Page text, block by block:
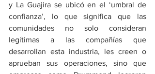
y La Guajira se ubicó en el ‘umbral de
confianza’, lo que significa que las
comunidades no solo consideran
legítimas a las compañías que
desarrollan esta industria, les creen o
aprueban sus operaciones, sino que